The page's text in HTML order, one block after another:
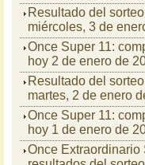
Resultado del
miércoles, 3 de
Once Super 11:
hoy 2 de enero de
Resultado del
martes, 2 de enero
Once Super 11:
hoy 1 de enero de
Once Extraordinario